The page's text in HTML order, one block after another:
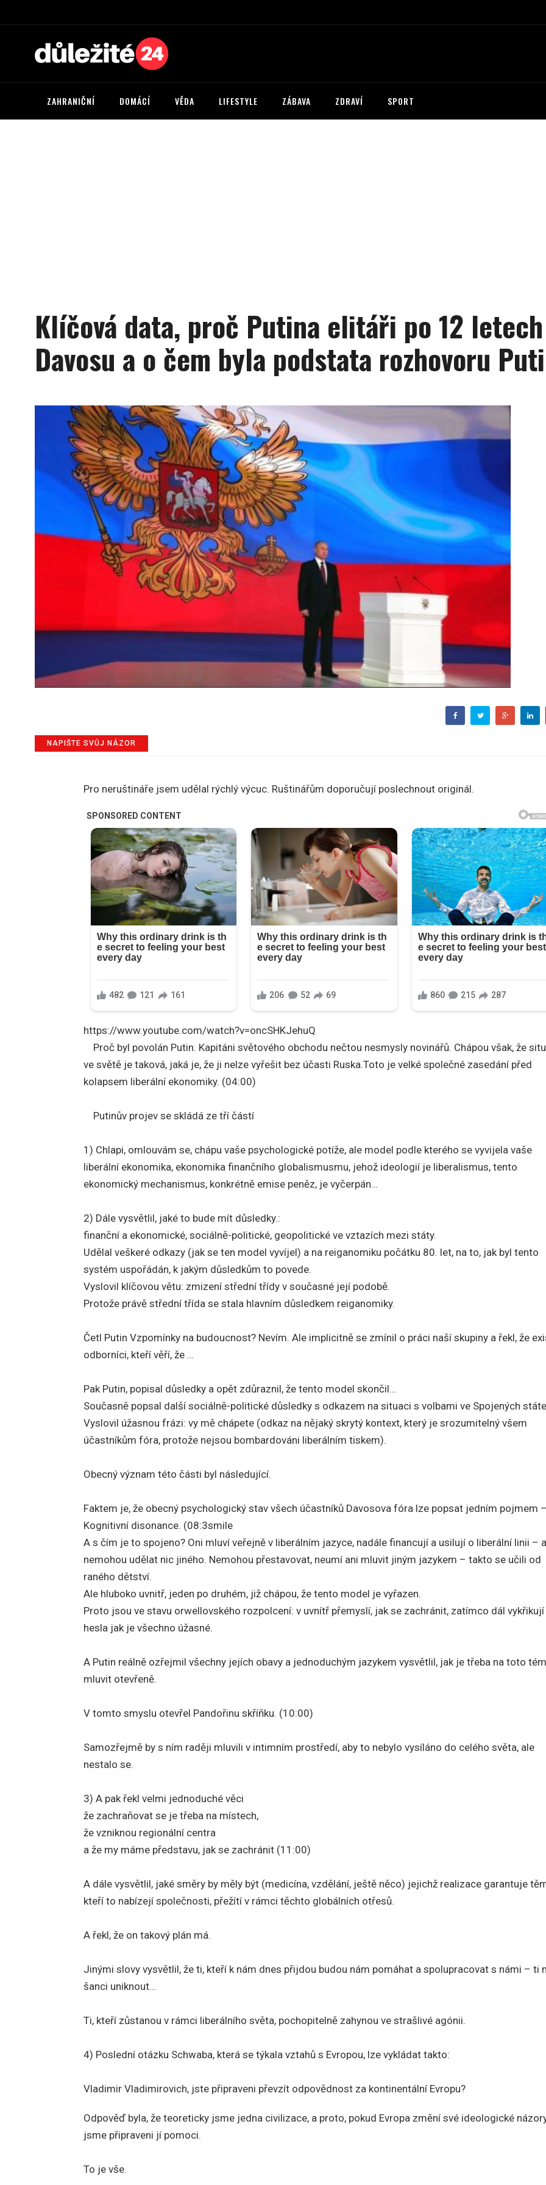
ZAHRANIČNÍ DOMÁCÍ VĚDA LIFESTYLE ZÁBAVA ZDRAVÍ SPORT
Klíčová data, proč Putina elitáři po 12
Davosu a o čem byla podstata rozhovoru
NAPIŠTE SVŮJ NÁZOR
Pro neruštináře jsem udělal rýchlý výcuc. Ruštinářům doporučují poslechnout originál.
https://www.youtube.com/watch?v=oncSHKJehuQ
Proč byl povolán Putin. Kapitáni světového obchodu nečtou nesmysly novinářů. Chápou však, že
ve světě je taková, jaká je, že ji nelze vyřešit bez účasti Ruska.Toto je velké společné zasedání před
kolapsem liberální ekonomiky. (04:00)
Putinův projev se skládá ze tří částí
1) Chlapi, omlouvám se, chápu vaše psychologické potíže, ale model podle kterého se vyvijela vaše
liberální ekonomika, ekonomika finančního globalismusmu, jehož ideologií je liberalismus, tento
ekonomický mechanismus, konkrétně emise peněz, je vyčerpán…
2) Dále vysvětlil, jaké to bude mít důsledky.:
finanční a ekonomické, sociálně-politické, geopolitické ve vztazích mezi státy.
Udělal veškeré odkazy (jak se ten model vyvíjel) a na reiganomiku počátku 80. let, na to, jak byl tento
systém uspořádán, k jakým důsledkům to povede.
Vyslovil klíčovou větu: zmizení střední třídy v současné její podobě.
Protože právě střední třída se stala hlavním důsledkem reiganomiky.
Četl Putin Vzpomínky na budoucnost? Nevím. Ale implicitně se zmínil o práci naší skupiny a řekl, že
odborníci, kteří věří, že …
Pak Putin, popisal důsledky a opět zdůraznil, že tento model skončil…
Současně popsal další sociálně-politické důsledky s odkazem na situaci s volbami ve Spojených
Vyslovil úžasnou frázi: vy mě chápete (odkaz na nějaký skrytý kontext, který je srozumitelný všem
účastníkům fóra, protože nejsou bombardováni liberálním tiskem).
Obecný význam této části byl následující.
Faktem je, že obecný psychologický stav všech účastníků Davosova fóra lze popsat jedním pojmem
Kognitivní disonance. (08:3smile
A s čím je to spojeno? Oni mluví veřejně v liberálním jazyce, nadále financují a usilují o liberální linii – a
nemohou udělat nic jiného. Nemohou přestavovat, neumí ani mluvit jiným jazykem – takto se učili od
raného dětství.
Ale hluboko uvnitř, jeden po druhém, již chápou, že tento model je vyřazen.
Proto jsou ve stavu orwellovského rozpolcení: v uvnítř přemyslí, jak se zachránit, zatímco dál vykřikují
hesla jak je všechno úžasné.
A Putin reálně ozřejmil všechny jejích obavy a jednoduchým jazykem vysvětlil, jak je třeba na toto
mluvit otevřeně.
V tomto smyslu otevřel Pandořinu skříňku. (10:00)
Samozřejmě by s ním raději mluvili v intimním prostředí, aby to nebylo vysíláno do celého světa, ale
nestalo se.
3) A pak řekl velmi jednoduché věci
že zachraňovat se je třeba na místech,
že vzniknou regionální centra
a že my máme představu, jak se zachránit (11:00)
A dále vysvětlil, jaké směry by měly být (medicína, vzdělání, ještě něco) jejichž realizace garantuje
kteří to nabízejí společnosti, přežítí v rámci těchto globálních otřesů.
A řekl, že on takový plán má.
Jinými slovy vysvětlil, že ti, kteří k nám dnes přijdou budou nám pomáhat a spolupracovat s námi – ti
šanci uniknout…
Ti, kteří zůstanou v rámci liberálního světa, pochopitelně zahynou ve strašlivé agónii.
4) Poslední otázku Schwaba, která se týkala vztahů s Evropou, lze vykládat takto:
Vladimir Vladimirovich, jste připraveni převzít odpovědnost za kontinentální Evropu?
Odpověď byla, že teoreticky jsme jedna civilizace, a proto, pokud Evropa změní své ideologické
jsme připraveni jí pomoci.
To je vše.